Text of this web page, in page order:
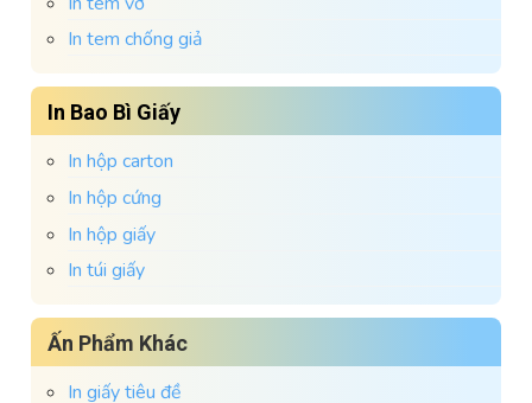
In tem chống giả
In Bao Bì Giấy
In hộp carton
In hộp cứng
In hộp giấy
In túi giấy
Ấn Phẩm Khác
In giấy tiêu đề